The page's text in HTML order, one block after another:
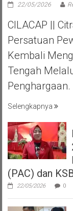
22/05/2026
CILACAP ||
Persatuan
Kembali
Tengah
Selengkapnya
(PAC) dan
22/05/2026 0